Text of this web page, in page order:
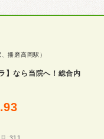
播磨高岡駅）
】なら当院へ！総合内